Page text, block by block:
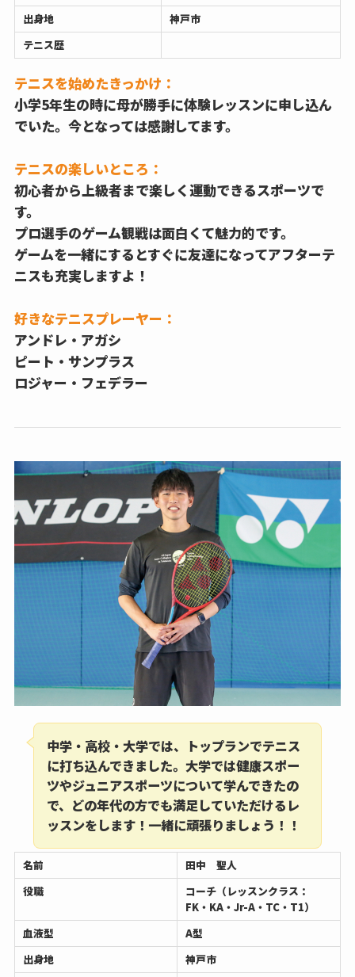
出身地
神戸市
テニス歴
テニスを始めたきっかけ：
小学5年生の時に母が勝手に体験レッスンに申し込ん
でいた。今となっては感謝してます。
テニスの楽しいところ：
初心者から上級者まで楽しく運動できるスポーツで
す。
プロ選手のゲーム観戦は面白くて魅力的です。
ゲームを一緒にするとすぐに友達になってアフターテ
ニスも充実しますよ！
好きなテニスプレーヤー：
アンドレ・アガシ
ピート・サンプラス
ロジャー・フェデラー
中学・高校・大学では、トップランでテニス
に打ち込んできました。大学では健康スポー
ツやジュニアスポーツについて学んできたの
で、どの年代の方でも満足していただけるレ
ッスンをします！一緒に頑張りましょう！！
名前
田中 聖人
役職
コーチ（レッスンクラス：
FK・KA・Jr-A・TC・T1）
血液型
A型
出身地
神戸市